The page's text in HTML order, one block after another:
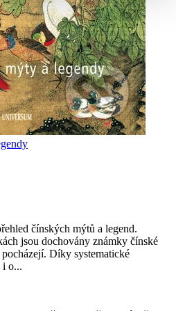
čínských mýtů a legend.
jsou dochovány známky čínské
Díky systematické
i o...